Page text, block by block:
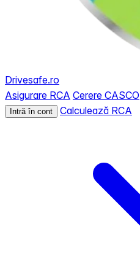
Drivesafe.ro
Asigurare RCA Cerere CASCO
Intră în cont Calculează RCA